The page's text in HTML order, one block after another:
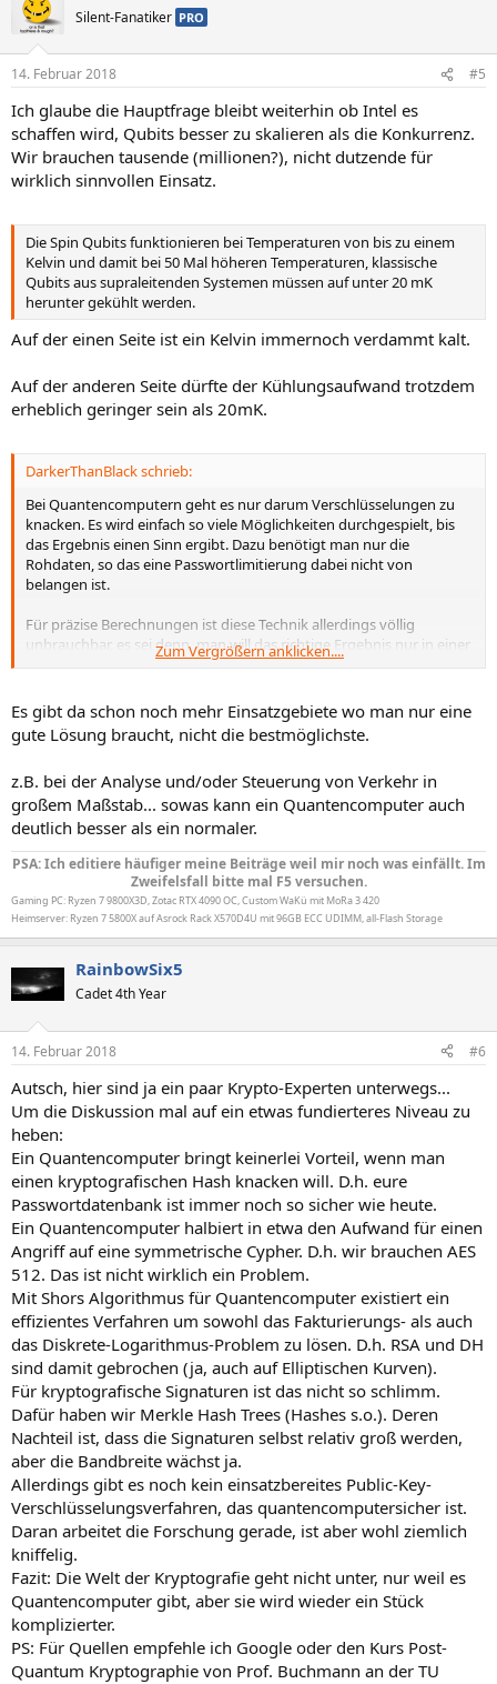
Silent-Fanatiker PRO
14. Februar 2018 #5
Ich glaube die Hauptfrage bleibt weiterhin ob Intel es
schaffen wird, Qubits besser zu skalieren als die Konkurrenz.
Wir brauchen tausende (millionen?), nicht dutzende für
wirklich sinnvollen Einsatz.
Die Spin Qubits funktionieren bei Temperaturen von bis zu einem
Kelvin und damit bei 50 Mal höheren Temperaturen, klassische
Qubits aus supraleitenden Systemen müssen auf unter 20 mK
herunter gekühlt werden.
Auf der einen Seite ist ein Kelvin immernoch verdammt kalt.
Auf der anderen Seite dürfte der Kühlungsaufwand trotzdem
erheblich geringer sein als 20mK.
DarkerThanBlack schrieb:
Bei Quantencomputern geht es nur darum Verschlüsselungen zu
knacken. Es wird einfach so viele Möglichkeiten durchgespielt, bis
das Ergebnis einen Sinn ergibt. Dazu benötigt man nur die
Rohdaten, so das eine Passwortlimitierung dabei nicht von
belangen ist.
Für präzise Berechnungen ist diese Technik allerdings völlig
unbrauchbar, es sei denn, man will das richtige Ergebnis nur in einer
gewissen Wahrscheinlichkeit bekomme.
Zum Vergrößern anklicken....
Es gibt da schon noch mehr Einsatzgebiete wo man nur eine
gute Lösung braucht, nicht die bestmöglichste.
z.B. bei der Analyse und/oder Steuerung von Verkehr in
großem Maßstab... sowas kann ein Quantencomputer auch
deutlich besser als ein normaler.
PSA: Ich editiere häufiger meine Beiträge weil mir noch was einfällt. Im
Zweifelsfall bitte mal F5 versuchen.
Gaming PC: Ryzen 7 9800X3D, Zotac RTX 4090 OC, Custom WaKü mit MoRa 3 420
Heimserver: Ryzen 7 5800X auf Asrock Rack X570D4U mit 96GB ECC UDIMM, all-Flash Storage
RainbowSix5
Cadet 4th Year
14. Februar 2018 #6
Autsch, hier sind ja ein paar Krypto-Experten unterwegs...
Um die Diskussion mal auf ein etwas fundierteres Niveau zu
heben:
Ein Quantencomputer bringt keinerlei Vorteil, wenn man
einen kryptografischen Hash knacken will. D.h. eure
Passwortdatenbank ist immer noch so sicher wie heute.
Ein Quantencomputer halbiert in etwa den Aufwand für einen
Angriff auf eine symmetrische Cypher. D.h. wir brauchen AES
512. Das ist nicht wirklich ein Problem.
Mit Shors Algorithmus für Quantencomputer existiert ein
effizientes Verfahren um sowohl das Fakturierungs- als auch
das Diskrete-Logarithmus-Problem zu lösen. D.h. RSA und DH
sind damit gebrochen (ja, auch auf Elliptischen Kurven).
Für kryptografische Signaturen ist das nicht so schlimm.
Dafür haben wir Merkle Hash Trees (Hashes s.o.). Deren
Nachteil ist, dass die Signaturen selbst relativ groß werden,
aber die Bandbreite wächst ja.
Allerdings gibt es noch kein einsatzbereites Public-Key-
Verschlüsselungsverfahren, das quantencomputersicher ist.
Daran arbeitet die Forschung gerade, ist aber wohl ziemlich
kniffelig.
Fazit: Die Welt der Kryptografie geht nicht unter, nur weil es
Quantencomputer gibt, aber sie wird wieder ein Stück
komplizierter.
PS: Für Quellen empfehle ich Google oder den Kurs Post-
Quantum Kryptographie von Prof. Buchmann an der TU